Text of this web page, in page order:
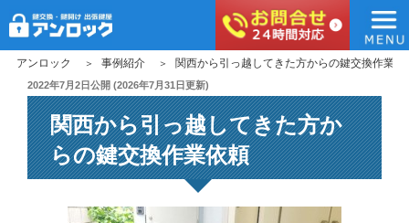
アンロック
アンロック 事例紹介 関西から引っ越してきた方からの鍵交換作業依
投
稿
日:
2022年7月2日公開 (2026年7月31日更新)
関西から引っ越してきた方か
らの鍵交換作業依頼